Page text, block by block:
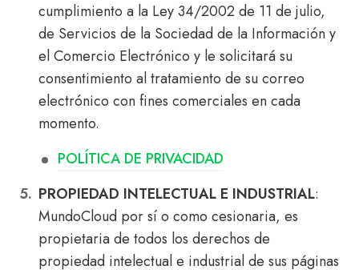
cumplimiento a la Ley 34/2002 de 11 de julio,
de Servicios de la Sociedad de la Información y
el Comercio Electrónico y le solicitará su
consentimiento al tratamiento de su correo
electrónico con fines comerciales en cada
momento.
POLÍTICA DE PRIVACIDAD
PROPIEDAD INTELECTUAL E INDUSTRIAL:
MundoCloud por sí o como cesionaria, es
propietaria de todos los derechos de
propiedad intelectual e industrial de sus páginas